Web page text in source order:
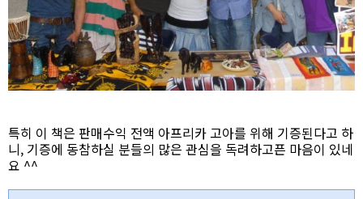
특히 이 책은 판매수익 전액 아프리카 고아를 위해 기증된다고 하
니, 기증에 동참하실 분들의 많은 관심을 독려하고픈 마음이 있네
요 ^^